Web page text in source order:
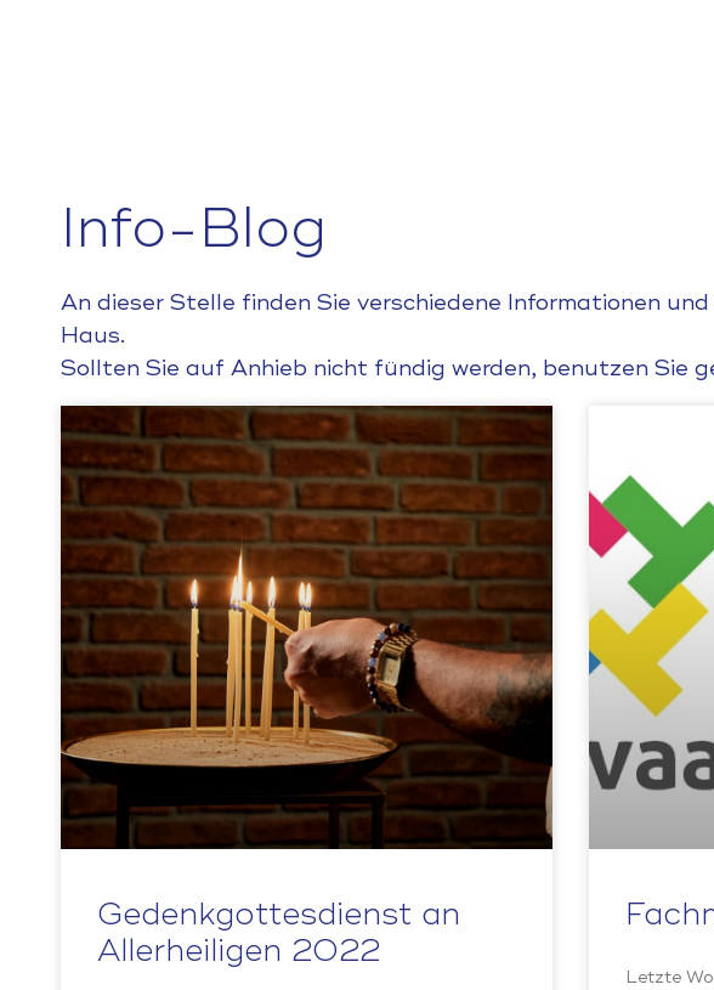
Info-Blog
An dieser Stelle finden Sie verschiedene Informationen
Haus.
Sollten Sie auf Anhieb nicht fündig werden, benutzen Sie
Gedenkgottesdienst an
Allerheiligen 2022
Letzte